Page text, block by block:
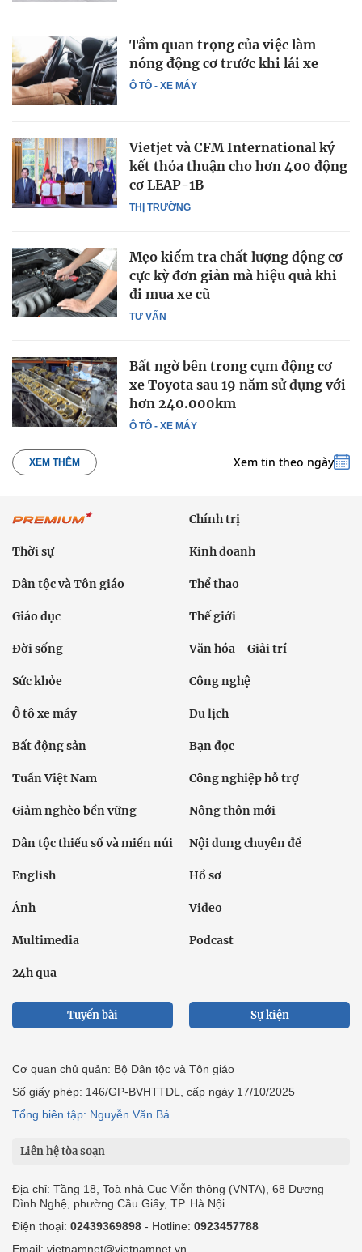
Ô TÔ - XE MÁY
Tầm quan trọng của việc làm
nóng động cơ trước khi lái xe
THỊ TRƯỜNG
Vietjet và CFM International ký
kết thỏa thuận cho hơn 400 động
cơ LEAP-1B
TƯ VẤN
Mẹo kiểm tra chất lượng động cơ
cực kỳ đơn giản mà hiệu quả khi
đi mua xe cũ
Ô TÔ - XE MÁY
Bất ngờ bên trong cụm động cơ
xe Toyota sau 19 năm sử dụng với
hơn 240.000km
XEM THÊM Xem tin theo ngày
Chính trị
Thời sự Kinh doanh
Dân tộc và Tôn giáo Thể thao
Giáo dục Thế giới
Đời sống Văn hóa - Giải trí
Sức khỏe Công nghệ
Ô tô xe máy Du lịch
Bất động sản Bạn đọc
Tuần Việt Nam Công nghiệp hỗ trợ
Giảm nghèo bền vững Nông thôn mới
Dân tộc thiểu số và miền núi Nội dung chuyên đề
English Hồ sơ
Ảnh Video
Multimedia Podcast
24h qua
Tuyến bài Sự kiện
Cơ quan chủ quản: Bộ Dân tộc và Tôn giáo
Số giấy phép: 146/GP-BVHTTDL, cấp ngày 17/10/2025
Tổng biên tập: Nguyễn Văn Bá
Liên hệ tòa soạn
Địa chỉ: Tầng 18, Toà nhà Cục Viễn thông (VNTA), 68 Dương
Đình Nghệ, phường Cầu Giấy, TP. Hà Nội.
Điện thoại: 02439369898 - Hotline: 0923457788
Email: vietnamnet@vietnamnet.vn